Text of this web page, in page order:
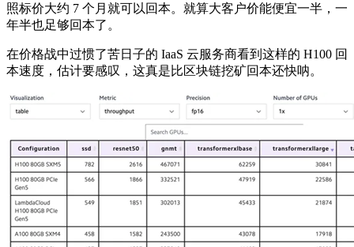
照标价大约 7 个月就可以回本。就算大客户价能便宜一半，一
年半也足够回本了。
在价格战中过惯了苦日子的 IaaS 云服务商看到这样的 H100 回
本速度，估计要感叹，这真是比区块链挖矿回本还快呐。